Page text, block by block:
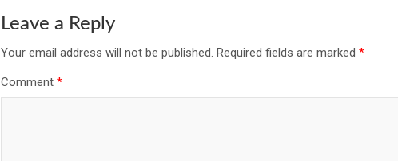
Leave a Reply
Your email address will not be published. Required fields are marked *
Comment *